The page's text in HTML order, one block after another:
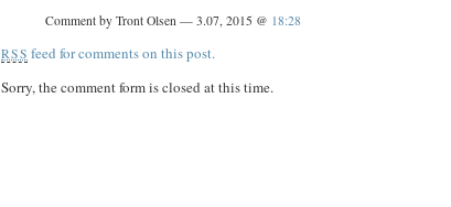
Comment by Tront Olsen — 3.07, 2015 @ 18:28
RSS feed for comments on this post.
Sorry, the comment form is closed at this time.